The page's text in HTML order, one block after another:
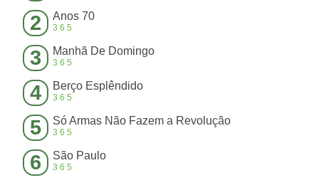
2 Anos 70
365
3 Manhã De Domingo
365
4 Berço Esplêndido
365
5 Só Armas Não Fazem a Revolução
365
6 São Paulo
365